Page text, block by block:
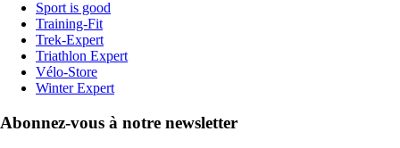
Sport is good
Training-Fit
Trek-Expert
Triathlon Expert
Vélo-Store
Winter Expert
Abonnez-vous à notre newsletter